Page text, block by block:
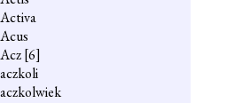
Activa
Acus
Acz[6]
aczkoli
aczkolwiek